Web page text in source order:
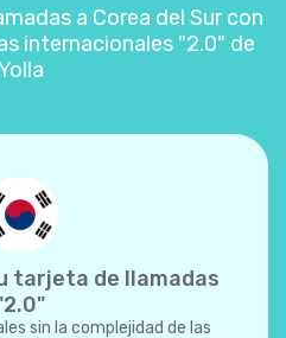
a Corea del Sur con
internacionales "2.0" de
tarjeta de llamadas
sin la complejidad de las